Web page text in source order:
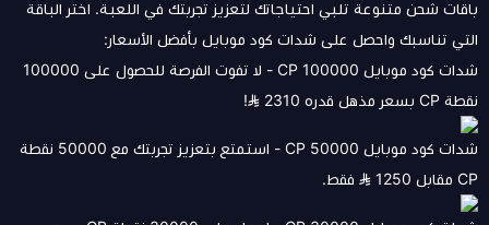
باقات شحن متنوعة تلبي احتياجاتك لتعزيز تجربتك في اللعبة. اختر الباقة
التي تناسبك واحصل على شدات كود موبايل بأفضل الأسعار:
شدات كود موبايل 100000 CP - لا تفوت الفرصة للحصول على 100000
نقطة CP بسعر مذهل قدره 2310
!
شدات كود موبايل 50000 CP - استمتع بتعزيز تجربتك مع 50000 نقطة
CP مقابل 1250
فقط.